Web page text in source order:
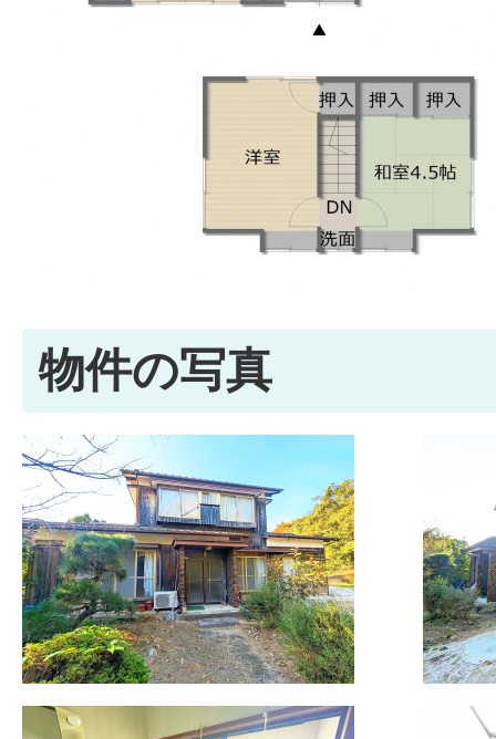
物件の写真